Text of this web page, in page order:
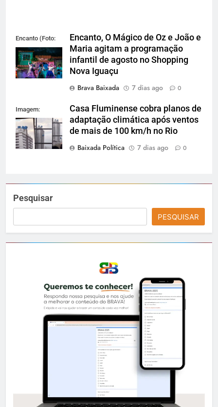
Encanto (Foto:
Divulgação)
Encanto, O Mágico de Oz e João e
Maria agitam a programação
infantil de agosto no Shopping
Nova Iguaçu
Brava Baixada
7 dias ago 0
Imagem:
Reprodução
Casa Fluminense cobra planos de
adaptação climática após ventos
de mais de 100 km/h no Rio
Baixada Política
7 dias ago 0
Pesquisar
PESQUISAR